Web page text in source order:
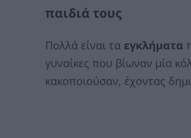
παιδιά τους
Πολλά είναι τα εγκλήματα
γυναίκες που βίωναν μία
κακοποιούσαν, έχοντας